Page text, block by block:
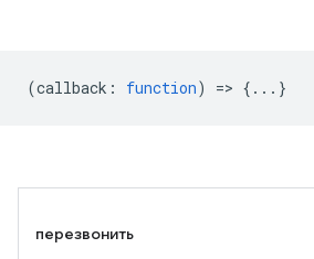
(callback : function) => {...}
перезвонить